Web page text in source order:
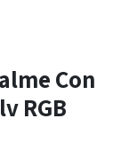
Con
RGB